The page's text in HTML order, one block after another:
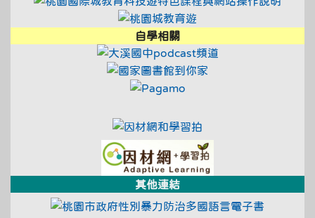
link to https://
link to https://
自學相關
link to https://
link to https://
link to https://
其他連結